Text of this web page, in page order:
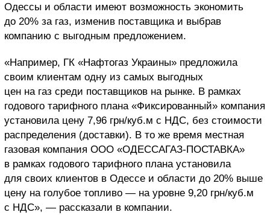
Одессы и области имеют возможность экономить
до 20% за газ, изменив поставщика и выбрав
компанию с выгодным предложением.
«Например, ГК «Нафтогаз Украины» предложила
своим клиентам одну из самых выгодных
цен на газ среди поставщиков на рынке. В рамках
годового тарифного плана «Фиксированный» компания
установила цену 7,96 грн/куб.м с НДС, без стоимости
распределения (доставки). В то же время местная
газовая компания ООО «ОДЕССАГАЗ-ПОСТАВКА»
в рамках годового тарифного плана установила
для своих клиентов в Одессе и области до 20% выше
цену на голубое топливо ― на уровне 9,20 грн/куб.м
с НДС», — рассказали в компании.